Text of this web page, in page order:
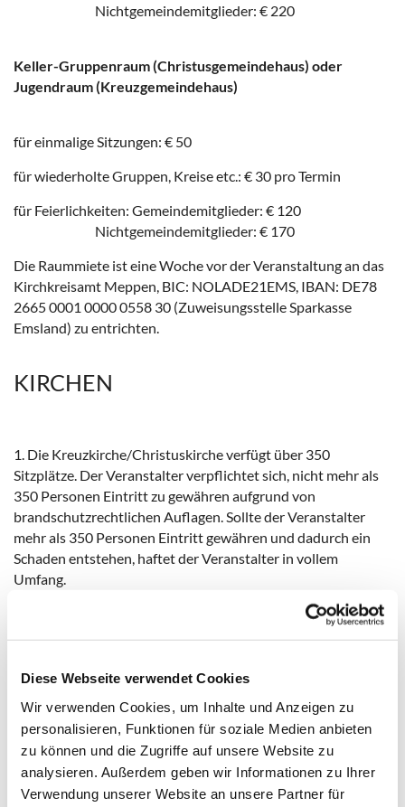
Diese Webseite verwendet Cookies
Wir verwenden Cookies, um Inhalte und Anzeigen zu
personalisieren, Funktionen für soziale Medien anbieten
zu können und die Zugriffe auf unsere Website zu
analysieren. Außerdem geben wir Informationen zu Ihrer
Verwendung unserer Website an unsere Partner für
Nichtgemeindemitglieder: € 220
Keller-Gruppenraum (Christusgemeindehaus) oder
Jugendraum (Kreuzgemeindehaus)
für einmalige Sitzungen: € 50
für wiederholte Gruppen, Kreise etc.: € 30 pro Termin
für Feierlichkeiten: Gemeindemitglieder: € 120
Nichtgemeindemitglieder: € 170
Die Raummiete ist eine Woche vor der Veranstaltung an das
Kirchkreisamt Meppen, BIC: NOLADE21EMS, IBAN: DE78
2665 0001 0000 0558 30 (Zuweisungsstelle Sparkasse
Emsland) zu entrichten.
KIRCHEN
1. Die Kreuzkirche/Christuskirche verfügt über 350
Sitzplätze. Der Veranstalter verpflichtet sich, nicht mehr als
350 Personen Eintritt zu gewähren aufgrund von
brandschutzrechtlichen Auflagen. Sollte der Veranstalter
mehr als 350 Personen Eintritt gewähren und dadurch ein
Schaden entstehen, haftet der Veranstalter in vollem
Umfang.
2. Die Eigentümerin weist darauf hin, dass die Kirche ein Ort
Konzerte stattfinden. Darüber hinaus ist die Kreuzkirche
stehendes Gebäude. Der Veranstalter verpflichtet sich, der
Situation entsprechend zu handeln und die Besucher zu
einem dem Ort entsprechenden Verhalten anzuhalten. Die
Einrichtungen der Kirche sind pfleglich zu behandeln. Es ist
untersagt, auf den Kirchenbänken zu stehen. Im